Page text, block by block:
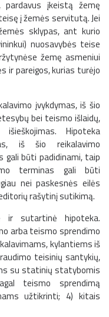
pardavus įkeistą žemę
į žemės servitutą. Jei
sklypas, ant kurio
nuosavybės teise
žemę asmeniui
ir pareigos, kurias turėjo
įvykdymas, iš šio
bei teismo išlaidų,
Hipoteka
iš šio reikalavimo
gali būti padidinami, taip
terminas gali būti
nei paskesnės eilės
rašytinį sutikimą.
ir sutartinė hipoteka.
arba teismo sprendimo
kylantiems iš
teisinių santykių,
su statinių statybomis
teismo sprendimą
užtikrinti; 4) kitais